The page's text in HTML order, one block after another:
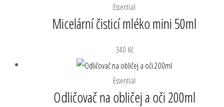
Essential
Micelární čisticí mléko mini 50ml
340 Kč
Essential
Odličovač na obličej a oči 200ml